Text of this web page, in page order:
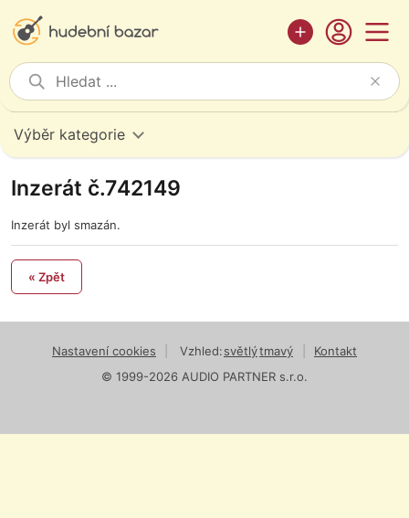
Výběr kategorie
Inzerát č.742149
Inzerát byl smazán.
« Zpět
Nastavení cookies Vzhled:světlýtmavý
Kontakt
© 1999-2026 AUDIO PARTNER s.r.o.